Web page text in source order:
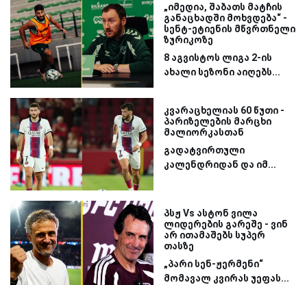
„იმედია, შაბათს მატჩის
განაცხადში მოხვდება“ -
სენტ-ეტიენის მწვრთნელი
ზურიკოზე
8 აგვისტოს ლიგა 2-ის
ახალი სეზონი აიღებს...
კვარაცხელიას 60 წუთი -
პარიზელების მარცხი
მალიორკასთან
გადატვირთული
კალენდრიდან და იმ...
პსჟ Vs ასტონ ვილა
ლიდერების გარეშე - ვინ
არ ითამაშებს სუპერ
თასზე
„პარი სენ-ჟერმენი“
მომავალ კვირას უეფას...